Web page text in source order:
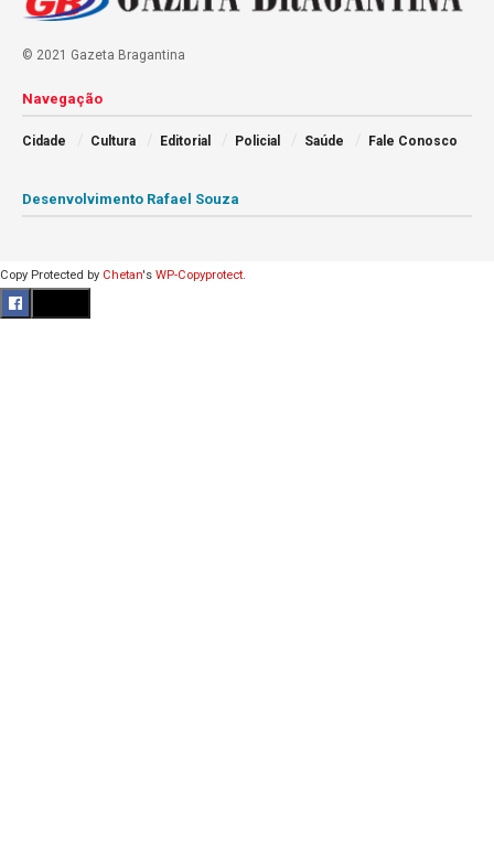
© 2021 Gazeta Bragantina
Navegação
Cidade Cultura Editorial Policial Saúde Fale Conosco
Desenvolvimento Rafael Souza
Copy Protected by Chetan's WP-Copyprotect.